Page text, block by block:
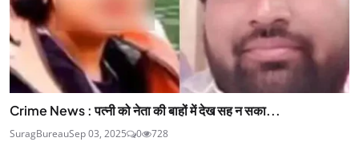
Crime News : पत्नी को नेता की बाहों में देख सह न सका...
SuragBureauSep 03, 2025 0 728